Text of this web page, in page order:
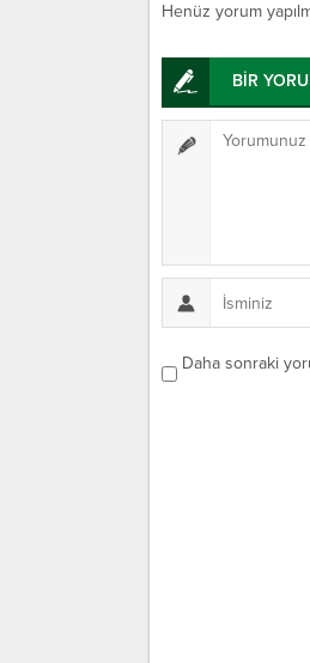
Henüz yorum
BİR
Daha sonraki